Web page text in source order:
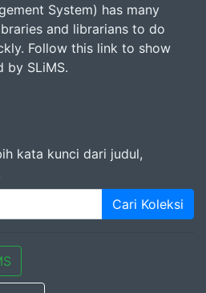
System) has many
and librarians to do
Follow this link to show
by SLiMS.
kata kunci dari judul,
Cari Koleksi